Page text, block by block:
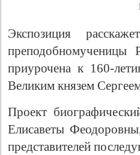
Экспозиция
преподобномученицы
приурочена к 160-
Великим князем
Проект
Елисаветы
представителей